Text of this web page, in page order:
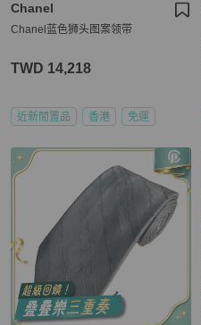
Chanel
Chanel蓝色狮头图案领带
TWD 14,218
近新閒置品 香港 免運